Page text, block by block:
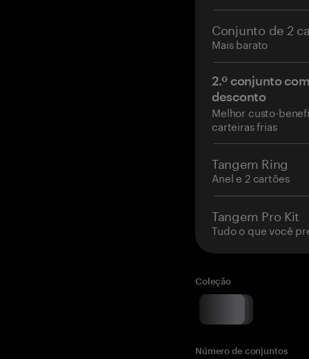
Conjunto de 2
Mais barato
2.º conjunto
desconto
Melhor custo-
carteiras frias
Tangem Ring
Anel e 2 cartões
Tangem Pro Kit
Tudo o que você
Coleção
Número de conjuntos